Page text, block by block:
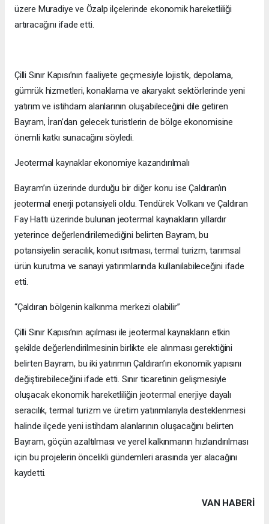
üzere Muradiye ve Özalp ilçelerinde ekonomik hareketliliği
artıracağını ifade etti.
Çilli Sınır Kapısı’nın faaliyete geçmesiyle lojistik, depolama,
gümrük hizmetleri, konaklama ve akaryakıt sektörlerinde yeni
yatırım ve istihdam alanlarının oluşabileceğini dile getiren
Bayram, İran’dan gelecek turistlerin de bölge ekonomisine
önemli katkı sunacağını söyledi.
Jeotermal kaynaklar ekonomiye kazandırılmalı
Bayram’ın üzerinde durduğu bir diğer konu ise Çaldıran’ın
jeotermal enerji potansiyeli oldu. Tendürek Volkanı ve Çaldıran
Fay Hattı üzerinde bulunan jeotermal kaynakların yıllardır
yeterince değerlendirilemediğini belirten Bayram, bu
potansiyelin seracılık, konut ısıtması, termal turizm, tarımsal
ürün kurutma ve sanayi yatırımlarında kullanılabileceğini ifade
etti.
“Çaldıran bölgenin kalkınma merkezi olabilir”
Çilli Sınır Kapısı’nın açılması ile jeotermal kaynakların etkin
şekilde değerlendirilmesinin birlikte ele alınması gerektiğini
belirten Bayram, bu iki yatırımın Çaldıran’ın ekonomik yapısını
değiştirebileceğini ifade etti. Sınır ticaretinin gelişmesiyle
oluşacak ekonomik hareketliliğin jeotermal enerjiye dayalı
seracılık, termal turizm ve üretim yatırımlarıyla desteklenmesi
halinde ilçede yeni istihdam alanlarının oluşacağını belirten
Bayram, göçün azaltılması ve yerel kalkınmanın hızlandırılması
için bu projelerin öncelikli gündemleri arasında yer alacağını
kaydetti.
VAN HABERİ